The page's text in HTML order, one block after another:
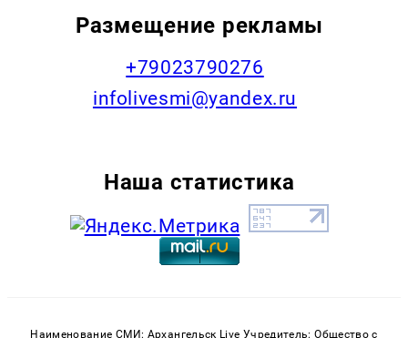
Размещение рекламы
+79023790276
infolivesmi@yandex.ru
Наша статистика
Наименование СМИ: Архангельск Live Учредитель: Общество с